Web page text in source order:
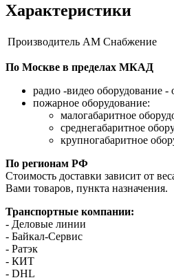
Характеристики
Производитель АМ Снабжение
По Москве в пределах МКАД
радио -видео оборудование -
пожарное оборудование:
малогабаритное
среднегабаритное
крупногабаритное
По регионам РФ
Стоимость доставки зависит от
Вами товаров, пункта назначения.
Транспортные компании:
- Деловые линии
- Байкал-Сервис
- Ратэк
- КИТ
- DHL